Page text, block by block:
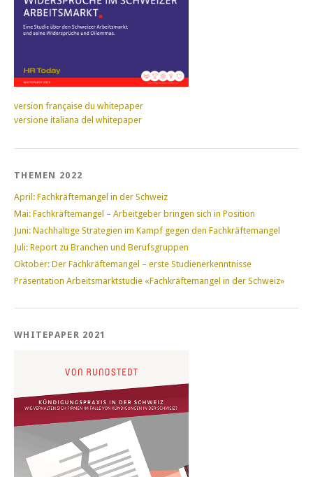
version française du whitepaper
versione italiana del whitepaper
THEMEN 2022
April: Fachkräftemangel in der Schweiz
Mai: Fachkräftemangel – Arbeitgeber bringen sich in Position
Juni: Nachhaltige Strategien im Kampf gegen den Fachkräftemangel
Juli: Report zu Branchen und Berufsgruppen
Oktober: Der Fachkräftemangel – erste Studienerkenntnisse
Präsentation Arbeitsmarktstudie «Fachkräftemangel in der Schweiz»
WHITEPAPER 2021